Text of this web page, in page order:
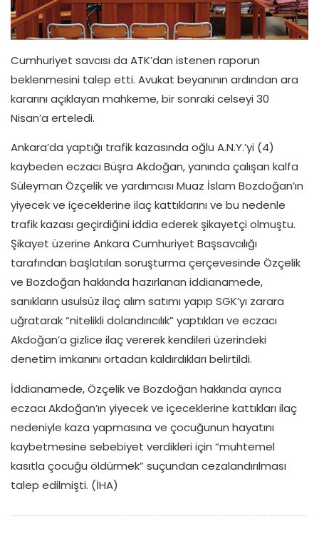
Cumhuriyet savcısı da ATK’dan istenen raporun
beklenmesini talep etti. Avukat beyanının ardından ara
kararını açıklayan mahkeme, bir sonraki celseyi 30
Nisan’a erteledi.
Ankara’da yaptığı trafik kazasında oğlu A.N.Y.’yi (4)
kaybeden eczacı Büşra Akdoğan, yanında çalışan kalfa
Süleyman Özçelik ve yardımcısı Muaz İslam Bozdoğan’ın
yiyecek ve içeceklerine ilaç kattıklarını ve bu nedenle
trafik kazası geçirdiğini iddia ederek şikayetçi olmuştu.
Şikayet üzerine Ankara Cumhuriyet Başsavcılığı
tarafından başlatılan soruşturma çerçevesinde Özçelik
ve Bozdoğan hakkında hazırlanan iddianamede,
sanıkların usulsüz ilaç alım satımı yapıp SGK’yı zarara
uğratarak “nitelikli dolandırıcılık” yaptıkları ve eczacı
Akdoğan’a gizlice ilaç vererek kendileri üzerindeki
denetim imkanını ortadan kaldırdıkları belirtildi.
İddianamede, Özçelik ve Bozdoğan hakkında ayrıca
eczacı Akdoğan’ın yiyecek ve içeceklerine kattıkları ilaç
nedeniyle kaza yapmasına ve çocuğunun hayatını
kaybetmesine sebebiyet verdikleri için “muhtemel
kasıtla çocuğu öldürmek” suçundan cezalandırılması
talep edilmişti. (İHA)